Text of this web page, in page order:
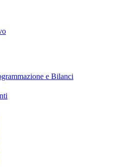
e Bilanci